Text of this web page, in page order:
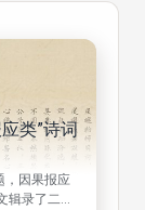
类”诗词
，因果报应
辑录了二十